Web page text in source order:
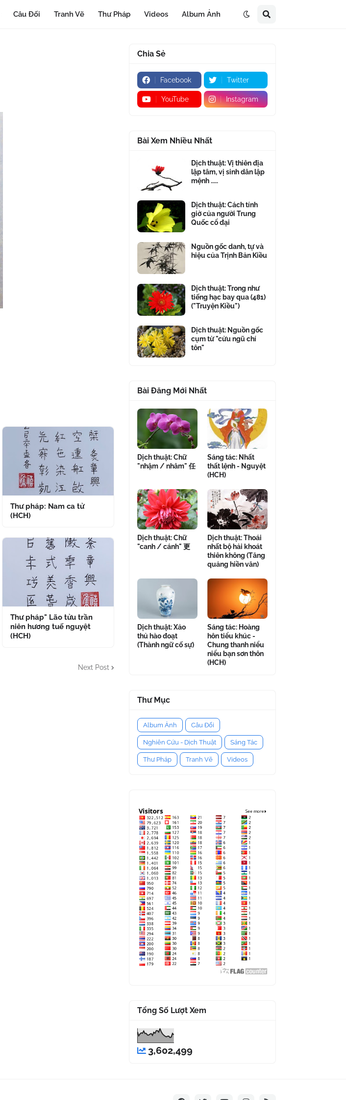
Câu Đối Tranh Vẽ Thư Pháp Videos Album Ảnh
Thư pháp: Nam ca tử
(HCH)
Thư pháp" Lão tửu trần
niên hương tuế nguyệt
(HCH)
Next Post
Chia Sẻ
Facebook Twitter
YouTube Instagram
Bài Xem Nhiều Nhất
Dịch thuật: Vị thiên địa
lập tâm, vị sinh dân lập
mệnh .....
Dịch thuật: Cách tính
giờ của người Trung
Quốc cổ đại
Nguồn gốc danh, tự và
hiệu của Trịnh Bản Kiều
Dịch thuật: Trong như
tiếng hạc bay qua (481)
("Truyện Kiều")
Dịch thuật: Nguồn gốc
cụm từ "cửu ngũ chí
tôn"
Bài Đăng Mới Nhất
Dịch thuật: Chữ
"nhậm / nhâm" 任
Sáng tác: Nhất
thất lệnh - Nguyệt
(HCH)
Dịch thuật: Chữ
"canh / cánh" 更
Dịch thuật: Thoái
nhất bộ hải khoát
thiên không (Tăng
quảng hiền văn)
Dịch thuật: Xảo
thủ hào đoạt
(Thành ngữ cố sự)
Sáng tác: Hoàng
hôn tiểu khúc -
Chung thanh niểu
niểu bạn sơn thôn
(HCH)
Thư Mục
Album Ảnh Câu Đối
Nghiên Cứu - Dịch Thuật Sáng Tác
Thư Pháp Tranh Vẽ Videos
Tổng Số Lượt Xem
3,602,499